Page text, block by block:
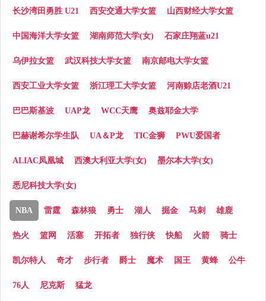
长沙湾田勇胜 U21 西安交通大学女篮 山西财经大学女篮
中国海洋大学女篮 湖南师范大学(女) 石家庄翔蓝u21
乌伊拉女篮 武汉科技大学女篮 南京邮电大学女篮
西安工业大学女篮 浙江理工大学女篮 河南赊店老酒U21
巴巴斯基波 UAP龙 WCC天鹰 奥兹耶金大学
巴赫谢希尔学生队 UA＆P龙 TIC金狮 PWU爱国者
ALIAC凤凰城 西澳大利亚大学(女) 墨尔本大学(女)
悉尼科技大学(女)
NBA 雷霆 森林狼 勇士 湖人 掘金 马刺 雄鹿
热火 篮网 活塞 开拓者 独行侠 快船 火箭 骑士
凯尔特人 奇才 步行者 爵士 魔术 国王 黄蜂 公牛
76人 尼克斯 猛龙